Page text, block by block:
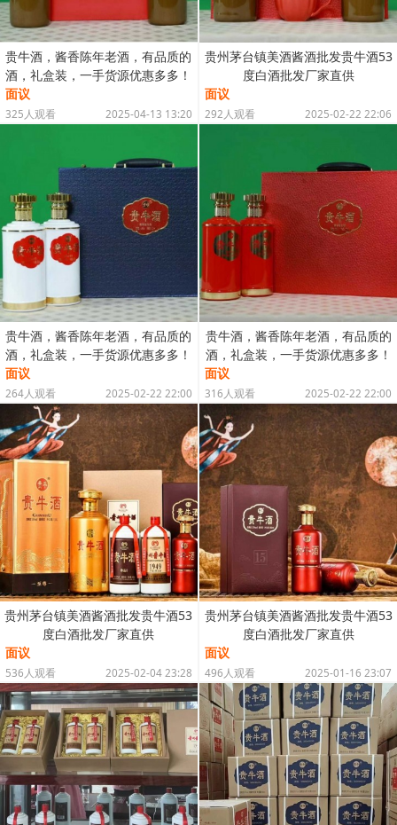
贵牛酒，酱香陈年老酒，有品质的
酒，礼盒装，一手货源优惠多多！
面议
2025-04-13 13:20
325人观看
贵州茅台镇美酒酱酒批发贵牛酒53
度白酒批发厂家直供
面议
2025-02-22 22:06
292人观看
贵牛酒，酱香陈年老酒，有品质的
酒，礼盒装，一手货源优惠多多！
面议
2025-02-22 22:00
264人观看
贵牛酒，酱香陈年老酒，有品质的
酒，礼盒装，一手货源优惠多多！
面议
2025-02-22 22:00
316人观看
贵州茅台镇美酒酱酒批发贵牛酒53
度白酒批发厂家直供
面议
2025-02-04 23:28
536人观看
贵州茅台镇美酒酱酒批发贵牛酒53
度白酒批发厂家直供
面议
2025-01-16 23:07
496人观看